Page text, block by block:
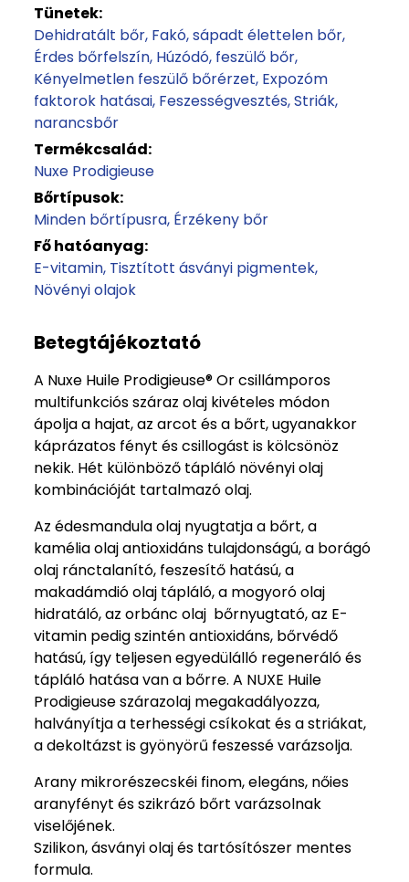
Tünetek:
Dehidratált bőr Fakó, sápadt élettelen bőr
Érdes bőrfelszín Húzódó, feszülő bőr
Kényelmetlen feszülő bőrérzet Expozóm
faktorok hatásai Feszességvesztés Striák,
narancsbőr
Termékcsalád:
Nuxe Prodigieuse
Bőrtípusok:
Minden bőrtípusra Érzékeny bőr
Fő hatóanyag:
E-vitamin Tisztított ásványi pigmentek
Növényi olajok
Betegtájékoztató
A Nuxe Huile Prodigieuse® Or csillámporos
multifunkciós száraz olaj kivételes módon
ápolja a hajat, az arcot és a bőrt, ugyanakkor
káprázatos fényt és csillogást is kölcsönöz
nekik. Hét különböző tápláló növényi olaj
kombinációját tartalmazó olaj.
Az édesmandula olaj nyugtatja a bőrt, a
kamélia olaj antioxidáns tulajdonságú, a borágó
olaj ránctalanító, feszesítő hatású, a
makadámdió olaj tápláló, a mogyoró olaj
hidratáló, az orbánc olaj bőrnyugtató, az E-
vitamin pedig szintén antioxidáns, bőrvédő
hatású, így teljesen egyedülálló regeneráló és
tápláló hatása van a bőrre. A NUXE Huile
Prodigieuse szárazolaj megakadályozza,
halványítja a terhességi csíkokat és a striákat,
a dekoltázst is gyönyörű feszessé varázsolja.
Arany mikrorészecskéi finom, elegáns, nőies
aranyfényt és szikrázó bőrt varázsolnak
viselőjének.
Szilikon, ásványi olaj és tartósítószer mentes
formula.